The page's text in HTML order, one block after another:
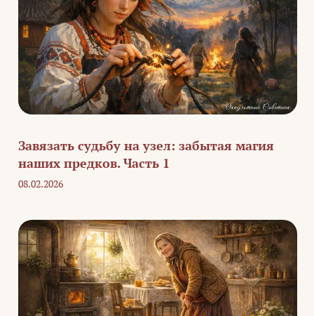
Завязать судьбу на узел: забытая магия
наших предков. Часть 1
08.02.2026